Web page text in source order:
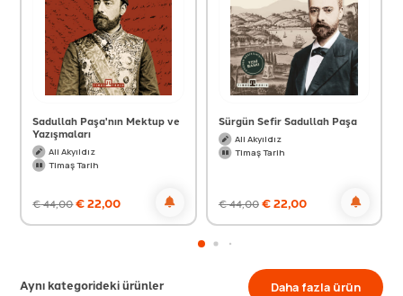
Sadullah Paşa'nın Mektup ve
Yazışmaları
Ali Akyıldız
Timaş Tarih
€44,00€22,00
Sürgün Sefir Sadullah Paşa
Ali Akyıldız
Timaş Tarih
€44,00€22,00
Aynı kategorideki ürünler Daha fazla ürün